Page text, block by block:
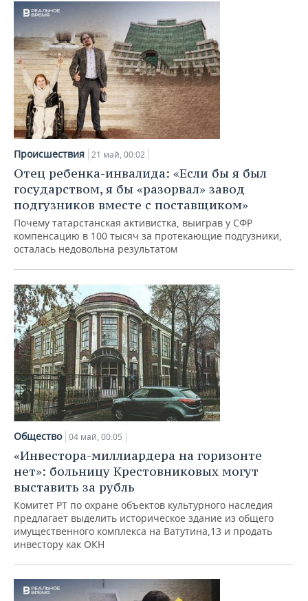
Происшествия 21 май, 00:02
Отец ребенка-инвалида: «Если бы я был
государством, я бы «разорвал» завод
подгузников вместе с поставщиком»
Почему татарстанская активистка, выиграв у СФР
компенсацию в 100 тысяч за протекающие подгузники,
осталась недовольна результатом
Общество 04 май, 00:05
«Инвестора-миллиардера на горизонте
нет»: больницу Крестовниковых могут
выставить за рубль
Комитет РТ по охране объектов культурного наследия
предлагает выделить историческое здание из общего
имущественного комплекса на Ватутина,13 и продать
инвестору как ОКН